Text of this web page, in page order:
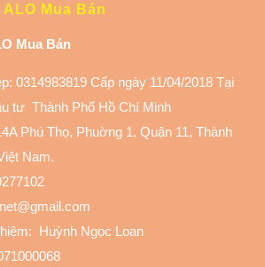
Mua Bán
Mua Bán
0314983819 Cấp ngày 11/04/2018 Tại
tư Thành Phố Hồ Chí Minh
Phú Thọ, Phuờng 1, Quận 11, Thành
Nam.
Huỳnh Ngọc Loan